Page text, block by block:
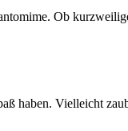
Ob
haben. Vielleicht